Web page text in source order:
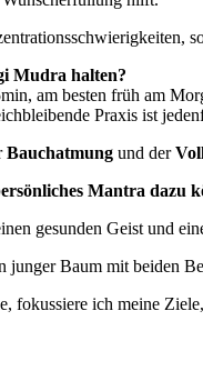
Mudra halten?
am besten früh am
Praxis ist
Bauchatmung und der
Mantra dazu
gesunden Geist und
junger Baum mit beiden
fokussiere ich meine